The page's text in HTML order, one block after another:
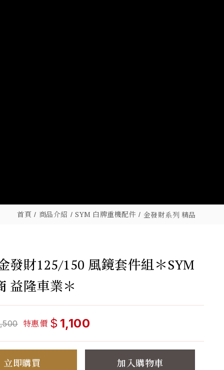
首頁 商品介紹 SYM 白牌重機配件 金發財系列 精品
發財125/150 風鏡套件組＊SYM
益隆車業＊
特惠價 $ 1,100
立即購買 加入購物車